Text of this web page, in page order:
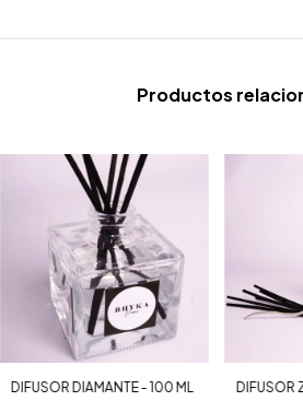
Productos
DIFUSOR DIAMANTE - 100 ML DIFUSOR